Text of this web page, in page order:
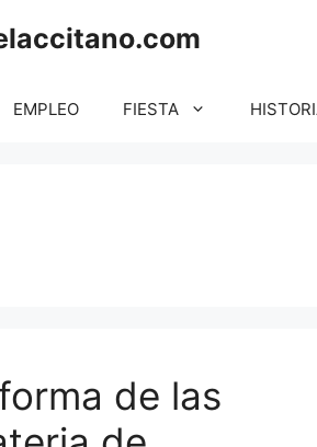
EMPLEO FIESTA
de las